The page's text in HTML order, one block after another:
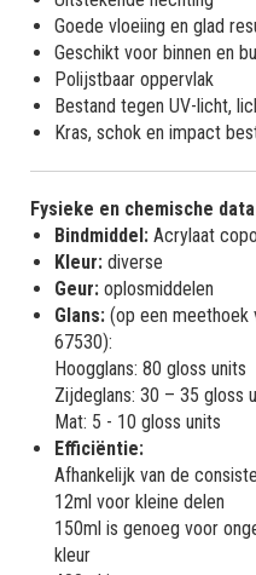
Goede vloeiing en glad
Geschikt voor binnen en
Polijstbaar oppervlak
Bestand tegen UV-licht,
Kras, schok en impact
Fysieke en chemische data
Bindmiddel: Acrylaat
Kleur: diverse
Geur: oplosmiddelen
Glans: (op een meethoek
67530):
Hoogglans: 80 gloss units
Zijdeglans: 30 – 35 gloss
Mat: 5 - 10 gloss units
Efficiëntie:
Afhankelijk van de
12ml voor kleine delen
150ml is genoeg voor
kleur